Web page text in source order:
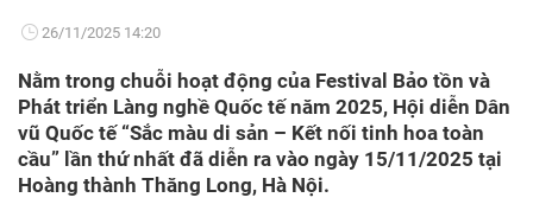
26/11/2025 14:20
Nằm trong chuỗi hoạt động của Festival Bảo tồn và
Phát triển Làng nghề Quốc tế năm 2025, Hội diễn Dân
vũ Quốc tế “Sắc màu di sản – Kết nối tinh hoa toàn
cầu” lần thứ nhất đã diễn ra vào ngày 15/11/2025 tại
Hoàng thành Thăng Long, Hà Nội.